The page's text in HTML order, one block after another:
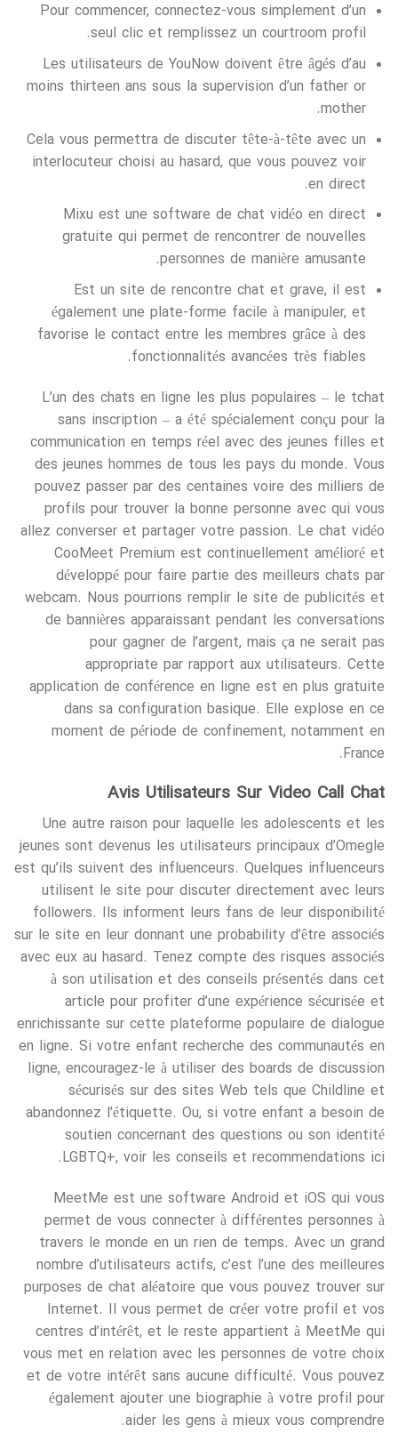
Pour commencer, connectez-vous simplement d’un
seul clic et remplissez un courtroom profil.
Les utilisateurs de YouNow doivent être âgés d’au
moins thirteen ans sous la supervision d’un father or
mother.
Cela vous permettra de discuter tête-à-tête avec un
interlocuteur choisi au hasard, que vous pouvez voir
en direct.
Mixu est une software de chat vidéo en direct
gratuite qui permet de rencontrer de nouvelles
personnes de manière amusante.
Est un site de rencontre chat et grave, il est
également une plate-forme facile à manipuler, et
favorise le contact entre les membres grâce à des
fonctionnalités avancées très fiables.
L’un des chats en ligne les plus populaires – le tchat
sans inscription – a été spécialement conçu pour la
communication en temps réel avec des jeunes filles et
des jeunes hommes de tous les pays du monde. Vous
pouvez passer par des centaines voire des milliers de
profils pour trouver la bonne personne avec qui vous
allez converser et partager votre passion. Le chat vidéo
CooMeet Premium est continuellement amélioré et
développé pour faire partie des meilleurs chats par
webcam. Nous pourrions remplir le site de publicités et
de bannières apparaissant pendant les conversations
pour gagner de l’argent, mais ça ne serait pas
appropriate par rapport aux utilisateurs. Cette
application de conférence en ligne est en plus gratuite
dans sa configuration basique. Elle explose en ce
moment de période de confinement, notamment en
France.
Avis Utilisateurs Sur Video Call Chat
Une autre raison pour laquelle les adolescents et les
jeunes sont devenus les utilisateurs principaux d’Omegle
est qu’ils suivent des influenceurs. Quelques influenceurs
utilisent le site pour discuter directement avec leurs
followers. Ils informent leurs fans de leur disponibilité
sur le site en leur donnant une probability d’être associés
avec eux au hasard. Tenez compte des risques associés
à son utilisation et des conseils présentés dans cet
article pour profiter d’une expérience sécurisée et
enrichissante sur cette plateforme populaire de dialogue
en ligne. Si votre enfant recherche des communautés en
ligne, encouragez-le à utiliser des boards de discussion
sécurisés sur des sites Web tels que Childline et
abandonnez l’étiquette. Ou, si votre enfant a besoin de
soutien concernant des questions ou son identité
LGBTQ+, voir les conseils et recommendations ici.
MeetMe est une software Android et iOS qui vous
permet de vous connecter à différentes personnes à
travers le monde en un rien de temps. Avec un grand
nombre d’utilisateurs actifs, c’est l’une des meilleures
purposes de chat aléatoire que vous pouvez trouver sur
Internet. Il vous permet de créer votre profil et vos
centres d’intérêt, et le reste appartient à MeetMe qui
vous met en relation avec les personnes de votre choix
et de votre intérêt sans aucune difficulté. Vous pouvez
également ajouter une biographie à votre profil pour
aider les gens à mieux vous comprendre.